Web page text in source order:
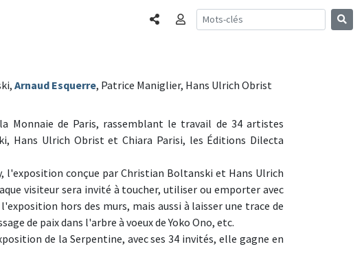
PartagerConnexion
Arnaud Esquerre, Patrice Maniglier, Hans Ulrich Obrist
Monnaie de Paris, rassemblant le travail de 34 artistes
Hans Ulrich Obrist et Chiara Parisi, les Éditions Dilecta
l'exposition conçue par Christian Boltanski et Hans Ulrich
visiteur sera invité à toucher, utiliser ou emporter avec
hors des murs, mais aussi à laisser une trace de
de paix dans l'arbre à voeux de Yoko Ono, etc.
de la Serpentine, avec ses 34 invités, elle gagne en